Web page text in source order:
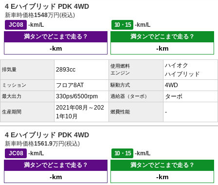
4 Eハイブリッド PDK 4WD
新車時価格1548万円(税込)
JC08
-km/L 10・15
-km/L
満タンでどこまで走る？
-km
満タンでどこまで走る？
-km
排気量 2893cc
使用燃料
エンジン
ハイオク
ハイブリッド
ミッション フロア8AT 駆動方式 4WD
最大出力 330ps/6500rpm 過給器（ターボ） ターボ
生産期間
2021年08月～202
1年10月
燃費性能 -
4 Eハイブリッド PDK 4WD
新車時価格1561.9万円(税込)
JC08
-km/L 10・15
-km/L
満タンでどこまで走る？
-km
満タンでどこまで走る？
-km